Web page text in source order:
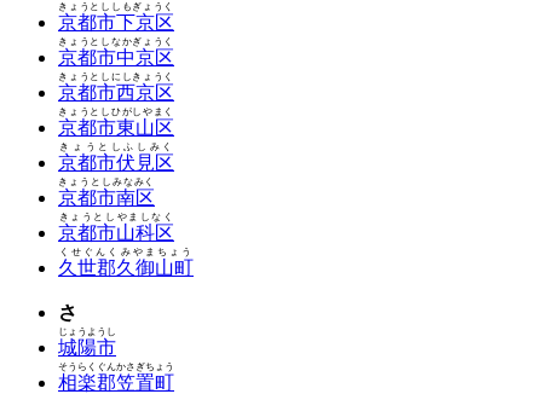
京都市下京区
きょうとししもぎょうく
京都市中京区
きょうとしなかぎょうく
京都市西京区
きょうとしにしきょうく
京都市東山区
きょうとしひがしやまく
京都市伏見区
きょうとしふしみく
京都市南区
きょうとしみなみく
京都市山科区
きょうとしやましなく
久世郡久御山町
くせぐんくみやまちょう
さ
城陽市
じょうようし
相楽郡笠置町
そうらくぐんかさぎちょう